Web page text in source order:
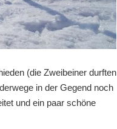
(die Zweibeiner durften
in der Gegend noch
und ein paar schöne